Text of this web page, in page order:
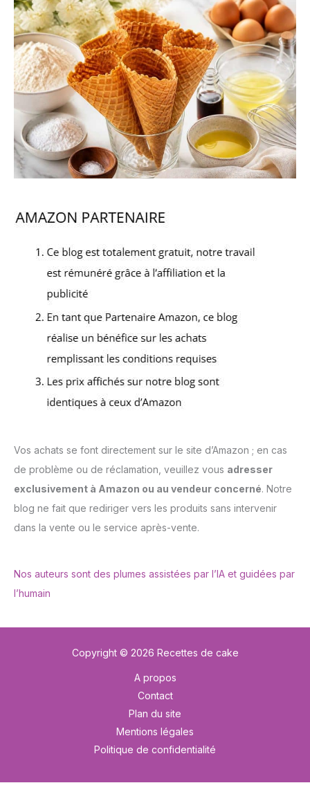
Vos achats se font directement sur le site d’Amazon ; en cas
de problème ou de réclamation, veuillez vous adresser
exclusivement à Amazon ou au vendeur concerné. Notre
blog ne fait que rediriger vers les produits sans intervenir
dans la vente ou le service après-vente.
Nos auteurs sont des plumes assistées par l’IA et guidées par
l’humain
Copyright © 2026 Recettes de cake
A propos
Contact
Plan du site
Mentions légales
Politique de confidentialité